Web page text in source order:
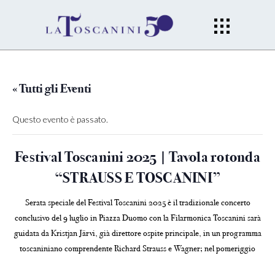
« Tutti gli Eventi
Questo evento è passato.
Festival Toscanini 2025 | Tavola rotonda
“STRAUSS E TOSCANINI”
Serata speciale del Festival Toscanini 2025 è il tradizionale concerto
conclusivo del 9 luglio in Piazza Duomo con la Filarmonica Toscanini sarà
guidata da Kristjan Järvi, già direttore ospite principale, in un programma
toscaniniano comprendente Richard Strauss e Wagner; nel pomeriggio